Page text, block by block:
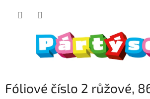
Fóliové číslo 2 růžové,